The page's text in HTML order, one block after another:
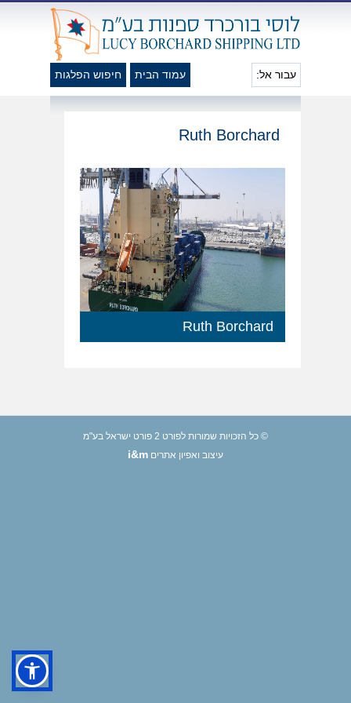
עבור אל: חיפוש הפלגות עמוד הבית
Ruth Borchard
Ruth Borchard
© כל הזכויות שמורות לפורט 2 פורט ישראל בע"מ
עיצוב ואפיון אתרים i&m